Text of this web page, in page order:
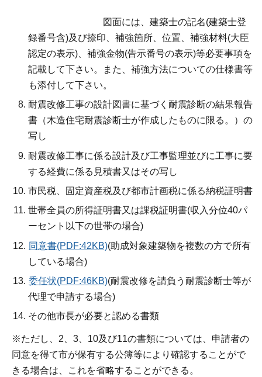
図面には、建築士の記名(建築士登
録番号含)及び捺印、補強箇所、位置、補強材料(大臣
認定の表示)、補強金物(告示番号の表示)等必要事項を
記載して下さい。また、補強方法についての仕様書等
も添付して下さい。
耐震改修工事の設計図書に基づく耐震診断の結果報告
書（木造住宅耐震診断士が作成したものに限る。）の
写し
耐震改修工事に係る設計及び工事監理並びに工事に要
する経費に係る見積書又はその写し
市民税、固定資産税及び都市計画税に係る納税証明書
世帯全員の所得証明書又は課税証明書(収入分位40パ
ーセント以下の世帯の場合)
同意書(PDF:42KB)(助成対象建築物を複数の方で所有
している場合)
委任状(PDF:46KB)(耐震改修を請負う耐震診断士等が
代理で申請する場合)
その他市長が必要と認める書類
※ただし、2、3、10及び11の書類については、申請者の
同意を得て市が保有する公簿等により確認することがで
きる場合は、これを省略することができる。